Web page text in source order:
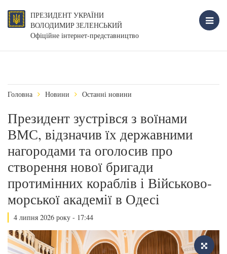
ПРЕЗИДЕНТ УКРАЇНИ
ВОЛОДИМИР ЗЕЛЕНСЬКИЙ
Офіційне інтернет-представництво
Головна Новини Останні новини
Президент зустрівся з воїнами
ВМС, відзначив їх державними
нагородами та оголосив про
створення нової бригади
протимінних кораблів і Військово-
морської академії в Одесі
4 липня 2026 року - 17:44